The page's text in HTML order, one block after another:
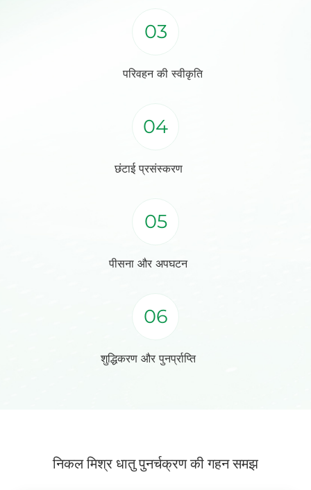
03
परिवहन की स्वीकृति
04
छंटाई प्रसंस्करण
05
पीसना और अपघटन
06
शुद्धिकरण और पुनर्प्राप्ति
निकल मिश्र धातु पुनर्चक्रण की गहन समझ